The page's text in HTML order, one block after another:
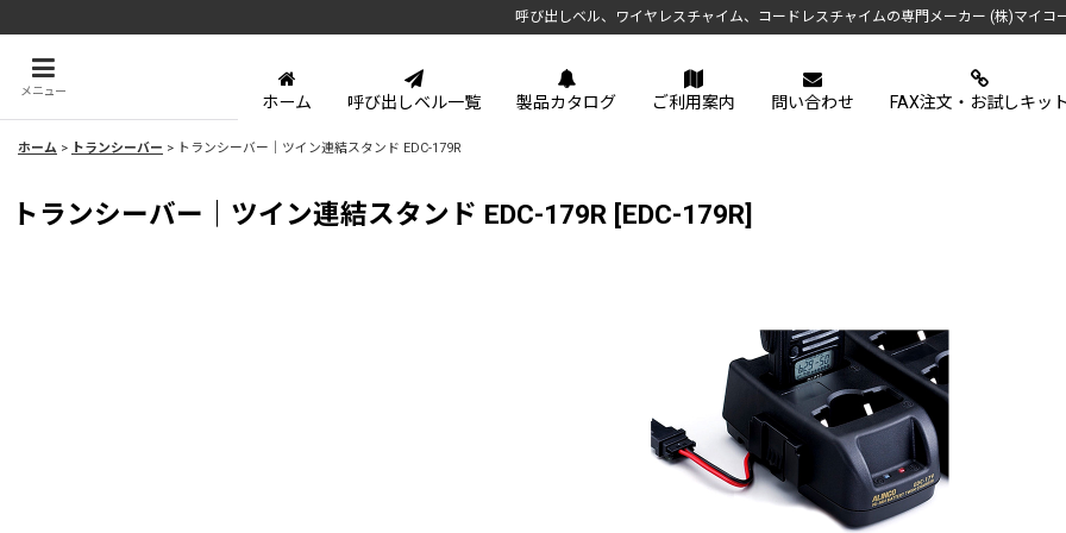
呼び出しベル、ワイヤレスチャイム、コードレスチャイムの専門メーカー (株)マイコ
メニュー
ホーム 呼び出しベル一覧 製品カタログ ご利用案内 問い合わせ FAX注文・お試しキッ
ホーム > トランシーバー > トランシーバー｜ツイン連結スタンド EDC-179R
トランシーバー｜ツイン連結スタンド EDC-179R [EDC-179R]